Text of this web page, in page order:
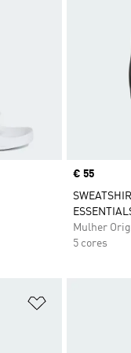
Price
€ 55
Mulher
5 cores
Adicionar à